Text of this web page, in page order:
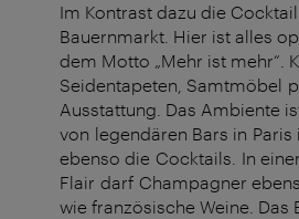
Im Kontrast dazu die
Bauernmarkt. Hier ist alles
dem Motto „Mehr ist mehr“.
Seidentapeten, Samtmöbel
Ausstattung. Das Ambiente
von legendären Bars in Paris
ebenso die Cocktails. In
Flair darf Champagner
wie französische Weine. Das